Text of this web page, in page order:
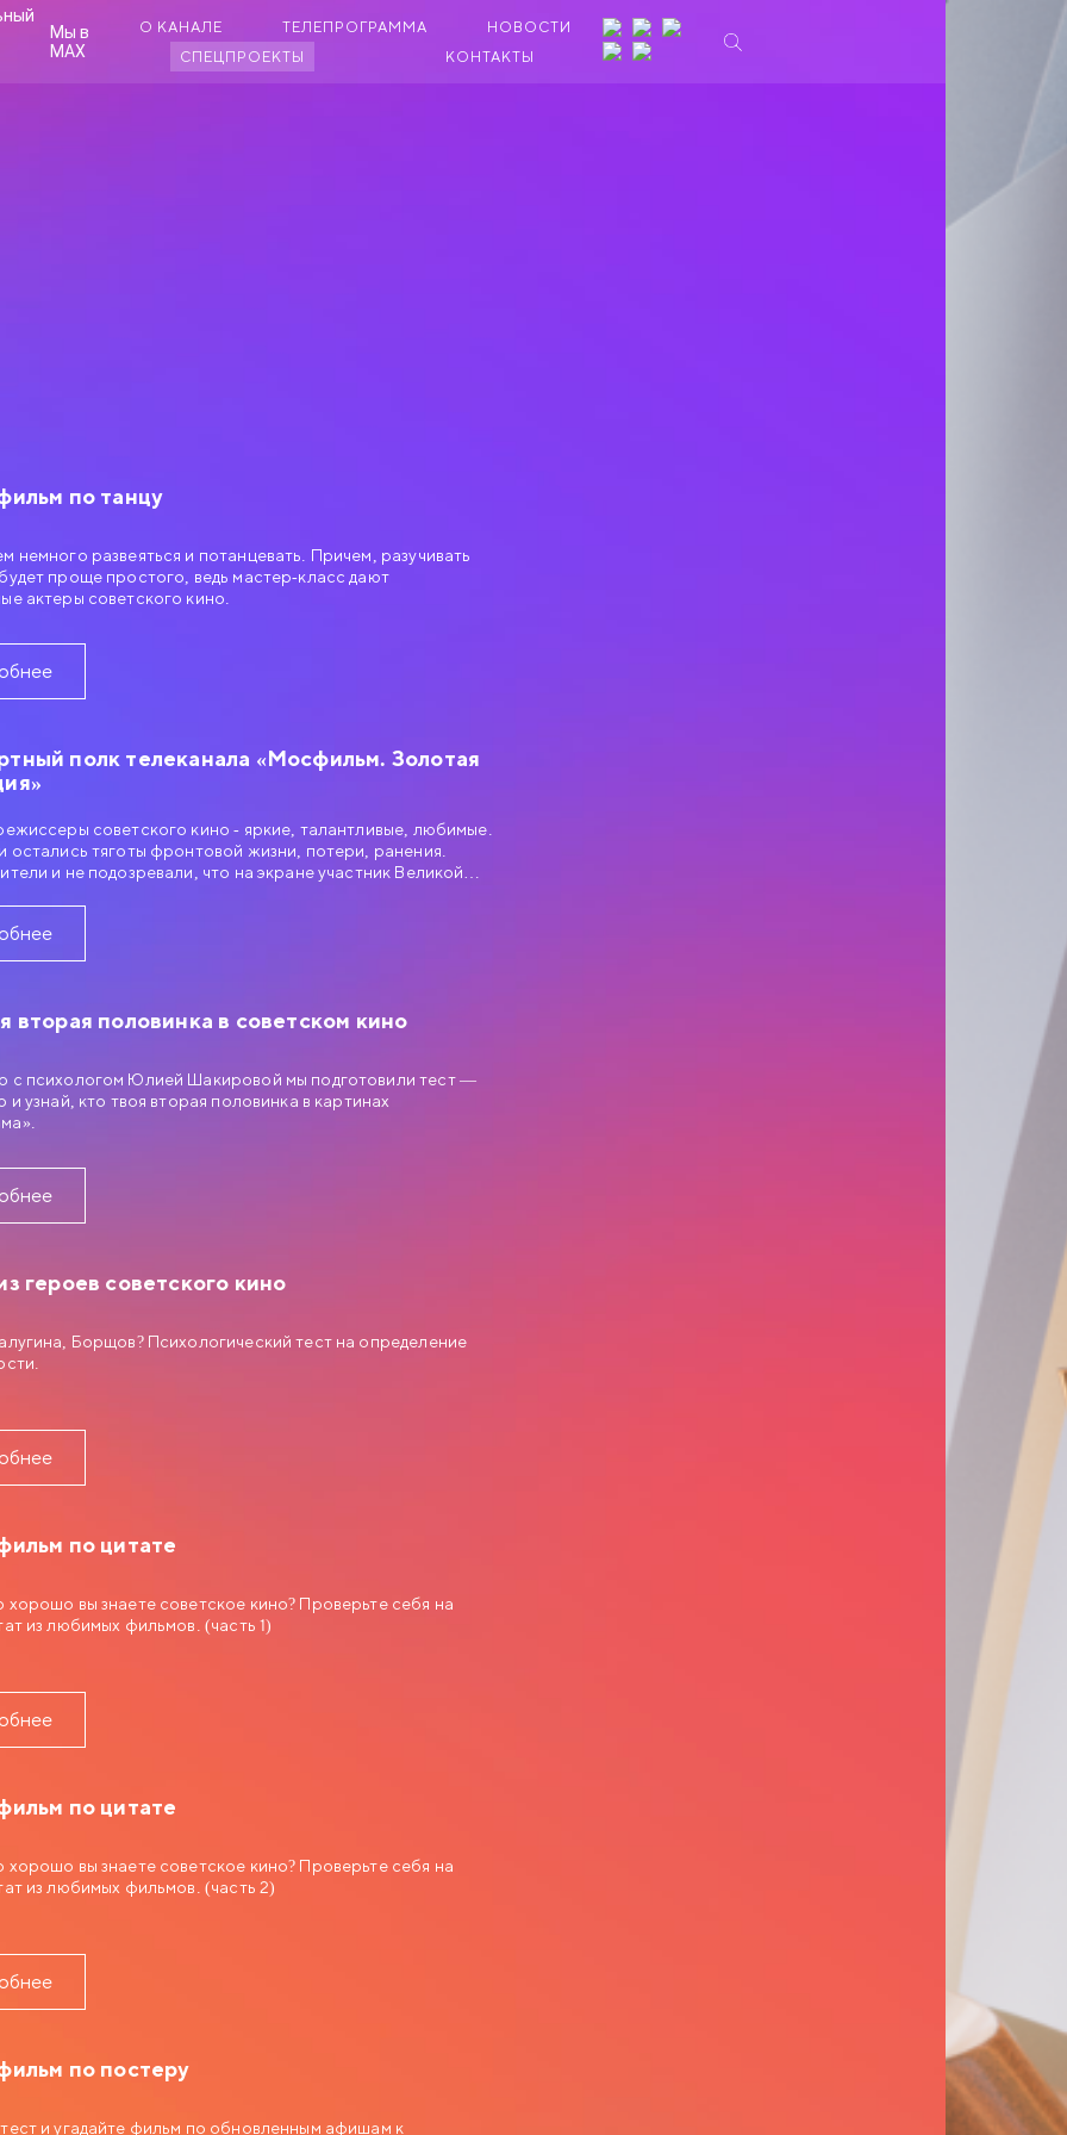
Мы в
MAX
О КАНАЛЕ ТЕЛЕПРОГРАММА
НОВОСТИ
СПЕЦПРОЕКТЫ
КОНТАКТЫ
по танцу
немного развеяться и потанцевать. Причем, разучивать
проще простого, ведь мастер-класс дают
актеры советского кино.
полк телеканала «Мосфильм. Золотая
советского кино - яркие, талантливые, любимые.
остались тяготы фронтовой жизни, потери, ранения.
и не подозревали, что на экране участник Великой
вторая половинка в советском кино
с психологом Юлией Шакировой мы подготовили тест —
и узнай, кто твоя вторая половинка в картинах
героев советского кино
Борщов? Психологический тест на определение
по цитате
хорошо вы знаете советское кино? Проверьте себя на
из любимых фильмов. (часть 1)
по цитате
хорошо вы знаете советское кино? Проверьте себя на
из любимых фильмов. (часть 2)
по постеру
и угадайте фильм по обновленным афишам к
РОМАН
Новосельцев, рядовой служащий одного статистического
отделом, но он не знает как подступиться к этому делу. Старый
советует ему приударить за Людмилой Прокопьевной
в юбке и директором заведения…